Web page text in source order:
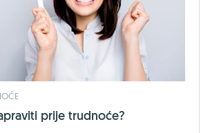
prije trudnoće?